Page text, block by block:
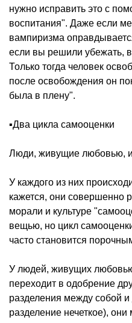
нужно исправить это с
воспитания". Даже если
вампиризма
если вы решили убежать,
Только тогда человек
после освобождения он
была в плену".
▪️Два цикла самооценки
Люди, живущие любовью,
У каждого из них
кажется, они совершенно
морали и культуре
вещью, но цикл
часто становится
У людей, живущих
переходит в одобрение
разделения между собой и
разделение нечеткое), они